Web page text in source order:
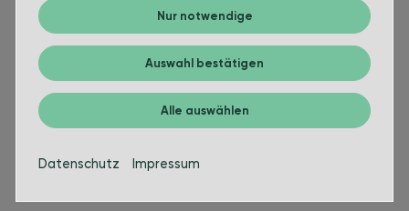
l.stuntebeck@bakum.de
Nur notwendige
Auswahl bestätigen
Alle auswählen
Datenschutz Impressum